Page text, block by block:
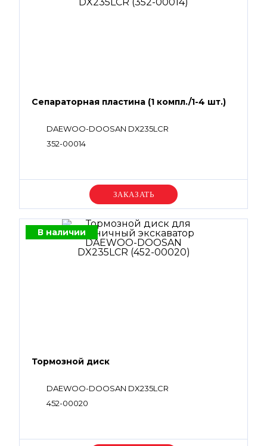
Сепараторная пластина (1 компл./1-4 шт.)
DAEWOO-DOOSAN DX235LCR
352-00014
Уточняйте цену
В наличии
Тормозной диск
DAEWOO-DOOSAN DX235LCR
452-00020